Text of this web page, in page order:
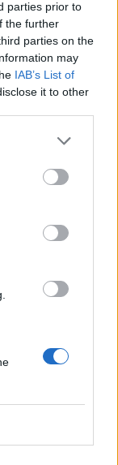
parties prior to
the further
parties on the
may
IAB’s List of
it to other
πέστο
κονφί,
piña
Τηλ.: 210